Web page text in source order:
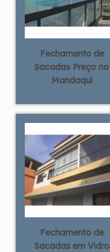
Fechamento de
Sacadas Preço no
Mandaqui
Fechamento de
Sacadas em Vidro